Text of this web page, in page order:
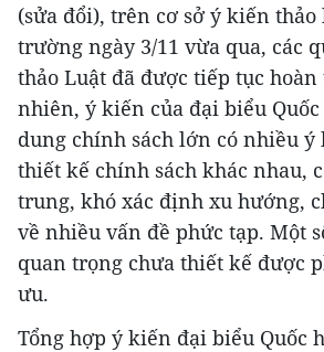
(sửa đổi), trên cơ sở ý kiến
trường ngày 3/11 vừa qua, các
thảo Luật đã được tiếp tục
nhiên, ý kiến của đại biểu
dung chính sách lớn có nhiều ý
thiết kế chính sách khác nhau,
trung, khó xác định xu hướng,
về nhiều vấn đề phức tạp. Một
quan trọng chưa thiết kế được
ưu.
Tổng hợp ý kiến đại biểu Quốc